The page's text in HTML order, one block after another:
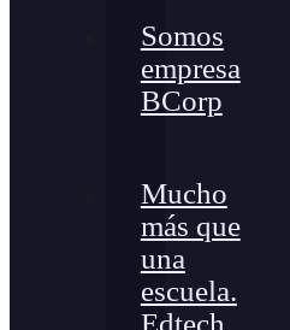
Somos
empresa
BCorp
Mucho
más que
una
escuela.
Edtech